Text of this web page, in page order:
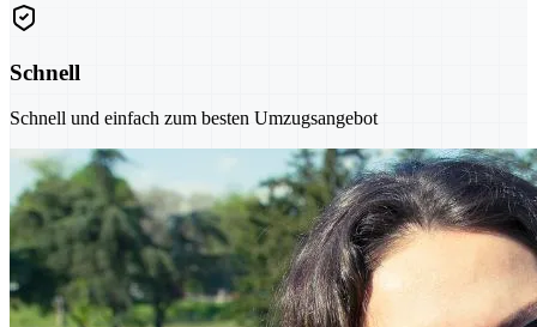
Schnell
Schnell und einfach zum besten Umzugsangebot